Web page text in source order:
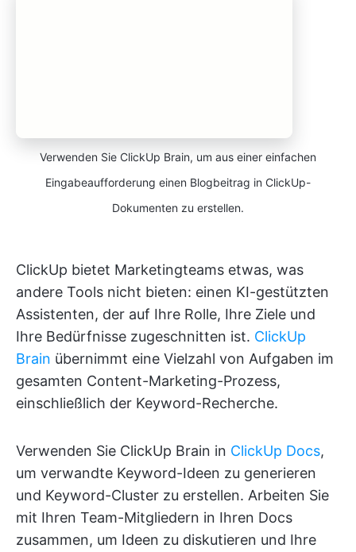
Verwenden Sie ClickUp Brain, um aus einer einfachen
Eingabeaufforderung einen Blogbeitrag in ClickUp-
Dokumenten zu erstellen.
ClickUp bietet Marketingteams etwas, was
andere Tools nicht bieten: einen KI-gestützten
Assistenten, der auf Ihre Rolle, Ihre Ziele und
Ihre Bedürfnisse zugeschnitten ist. ClickUp
Brain übernimmt eine Vielzahl von Aufgaben im
gesamten Content-Marketing-Prozess,
einschließlich der Keyword-Recherche.
Verwenden Sie ClickUp Brain in ClickUp Docs,
um verwandte Keyword-Ideen zu generieren
und Keyword-Cluster zu erstellen. Arbeiten Sie
mit Ihren Team-Mitgliedern in Ihren Docs
zusammen, um Ideen zu diskutieren und Ihre